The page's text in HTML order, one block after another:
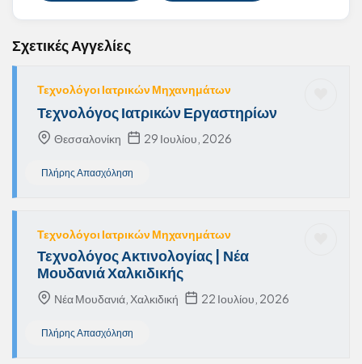
Σχετικές Αγγελίες
Τεχνολόγοι Ιατρικών Μηχανημάτων
Τεχνολόγος Ιατρικών Εργαστηρίων
Θεσσαλονίκη 29 Ιουλίου, 2026
Πλήρης Απασχόληση
Τεχνολόγοι Ιατρικών Μηχανημάτων
Τεχνολόγος Ακτινολογίας | Νέα
Μουδανιά Χαλκιδικής
Νέα Μουδανιά, Χαλκιδική 22 Ιουλίου, 2026
Πλήρης Απασχόληση